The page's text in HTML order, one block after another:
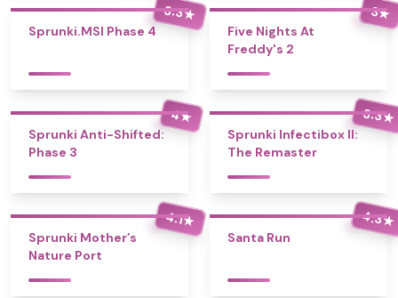
3.3★
Sprunki.MSI Phase 4
3★
Five Nights At
Freddy's 2
4★
Sprunki Anti-Shifted:
Phase 3
3.3★
Sprunki Infectibox II:
The Remaster
4.1★
Sprunki Mother’s
Nature Port
4.3★
Santa Run